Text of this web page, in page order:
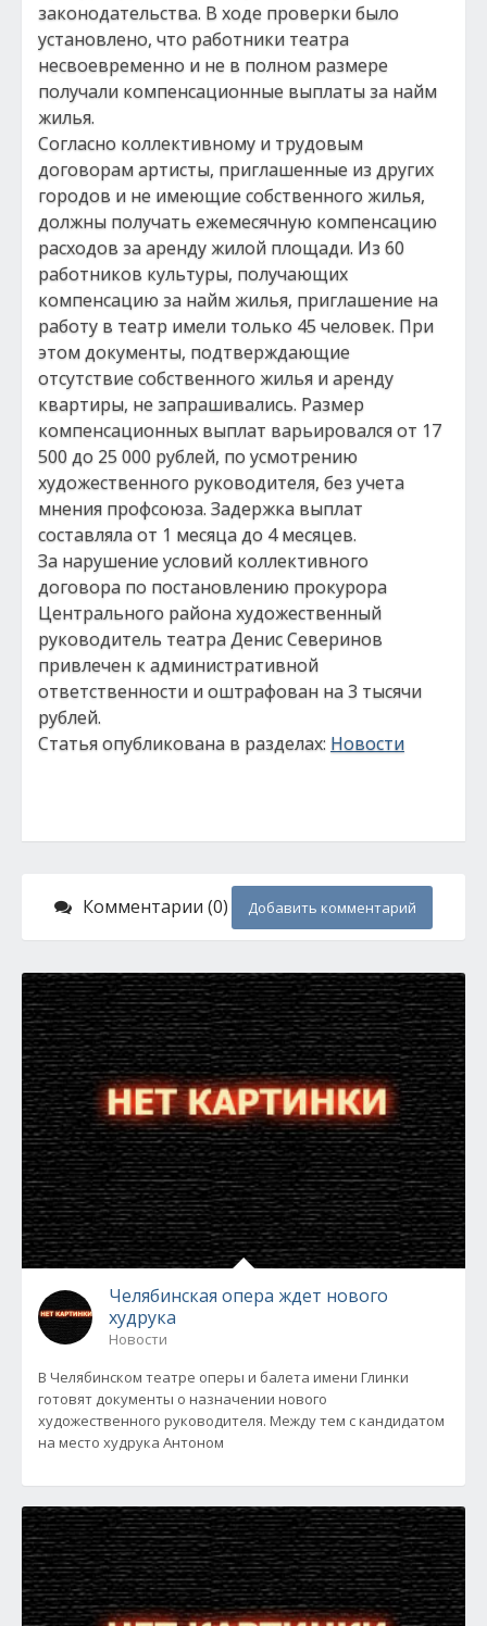
законодательства. В ходе проверки было
установлено, что работники театра
несвоевременно и не в полном размере
получали компенсационные выплаты за найм
жилья.
Согласно коллективному и трудовым
договорам артисты, приглашенные из других
городов и не имеющие собственного жилья,
должны получать ежемесячную компенсацию
расходов за аренду жилой площади. Из 60
работников культуры, получающих
компенсацию за найм жилья, приглашение на
работу в театр имели только 45 человек. При
этом документы, подтверждающие
отсутствие собственного жилья и аренду
квартиры, не запрашивались. Размер
компенсационных выплат варьировался от 17
500 до 25 000 рублей, по усмотрению
художественного руководителя, без учета
мнения профсоюза. Задержка выплат
составляла от 1 месяца до 4 месяцев.
За нарушение условий коллективного
договора по постановлению прокурора
Центрального района художественный
руководитель театра Денис Северинов
привлечен к административной
ответственности и оштрафован на 3 тысячи
рублей.
Статья опубликована в разделах: Новости
Комментарии (0) Добавить комментарий
Челябинская опера ждет нового
худрука
Новости
В Челябинском театре оперы и балета имени Глинки
готовят документы о назначении нового
художественного руководителя. Между тем с кандидатом
на место худрука Антоном